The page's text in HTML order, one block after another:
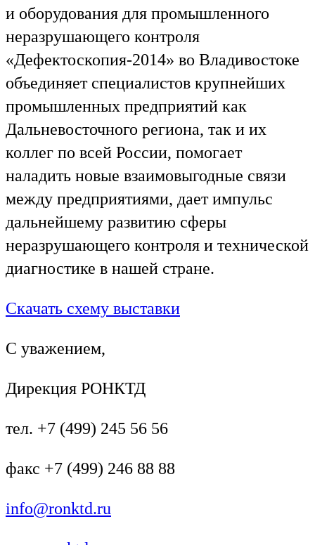
и оборудования для промышленного
неразрушающего контроля
«Дефектоскопия-2014» во Владивостоке
объединяет специалистов крупнейших
промышленных предприятий как
Дальневосточного региона, так и их
коллег по всей России, помогает
наладить новые взаимовыгодные связи
между предприятиями, дает импульс
дальнейшему развитию сферы
неразрушающего контроля и технической
диагностике в нашей стране.
Скачать схему выставки
С уважением,
Дирекция РОНКТД
тел. +7 (499) 245 56 56
факс +7 (499) 246 88 88
info@ronktd.ru